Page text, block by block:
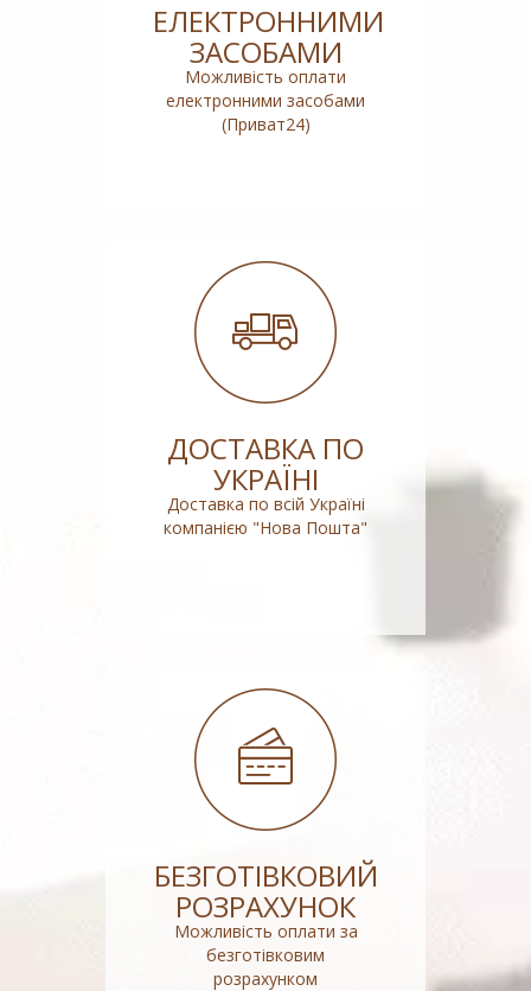
ЕЛЕКТРОННИМИ
ЗАСОБАМИ
Можливість оплати
електронними засобами
(Приват24)
ДОСТАВКА ПО
УКРАЇНІ
Доставка по всій Україні
компанією "Нова Пошта"
БЕЗГОТІВКОВИЙ
РОЗРАХУНОК
Можливість оплати за
безготівковим
розрахунком